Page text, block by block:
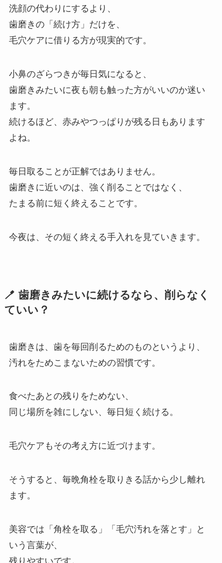
洗顔の代わりにするより、
歯磨きの「続け方」だけを、
毛穴ケアに借りる方が現実的です。
小鼻のざらつきが毎日気になると、
歯磨きみたいに夜も朝も触った方がいいのか迷い
ます。
続けるほど、赤みやつっぱりが残る日もあります
よね。
毎日取ることが正解ではありません。
歯磨きに近いのは、強く削ることではなく、
たまる前に短く終えることです。
今夜は、その短く終える手入れを見ていきます。
🪥 歯磨きみたいに続けるなら、削らなく
ていい？
歯磨きは、歯を毎回削るためのものというより、
汚れをためこまないための習慣です。
食べたあとの残りをためない、
同じ場所を雑にしない、毎日短く続ける。
毛穴ケアもその考え方に近づけます。
そうすると、毎晩角栓を取りきる話から少し離れ
ます。
美容では「角栓を取る」「毛穴汚れを落とす」と
いう言葉が、
残りやすいです。